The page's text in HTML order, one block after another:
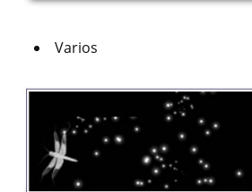
Varios